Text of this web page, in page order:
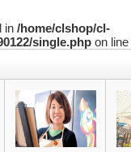
in /home/clshop/cl-
single.php on line